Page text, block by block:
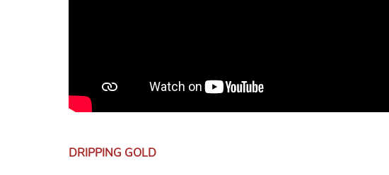
DRIPPING GOLD